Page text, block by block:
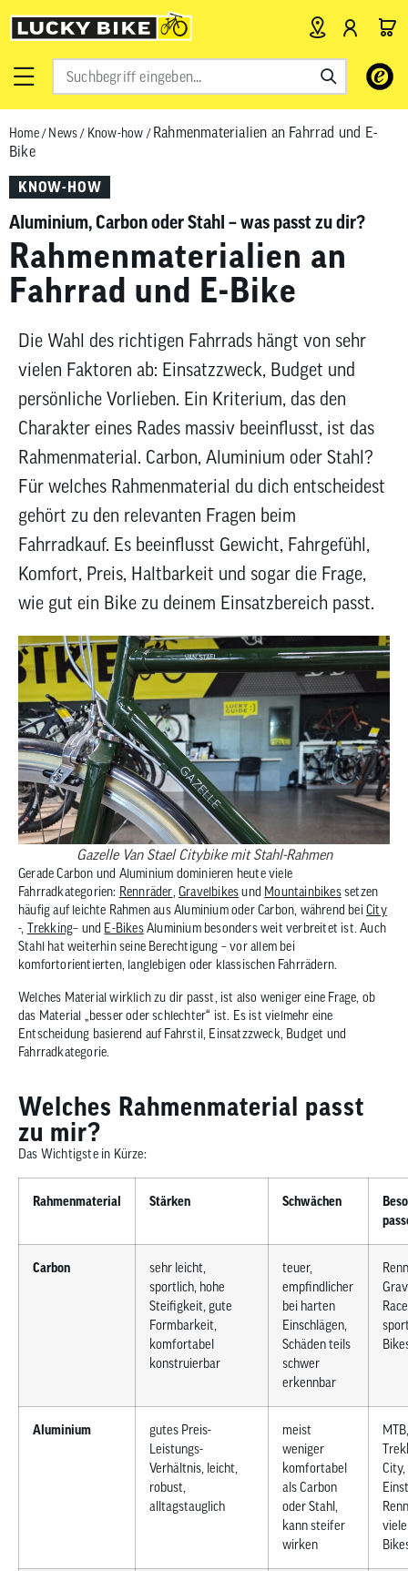
Verwende
Pfeile
nach
um
Drücke
die
zum
zu
von
können
Touch-
und
Home/ News/ Know-how /Rahmenmaterialien an Fahrrad und E-
Bike
KNOW-HOW
Aluminium, Carbon oder Stahl – was passt zu dir?
Rahmenmaterialien an
Fahrrad und E-Bike
Die Wahl des richtigen Fahrrads hängt von sehr
vielen Faktoren ab: Einsatzzweck, Budget und
persönliche Vorlieben. Ein Kriterium, das den
Charakter eines Rades massiv beeinflusst, ist das
Rahmenmaterial. Carbon, Aluminium oder Stahl?
Für welches Rahmenmaterial du dich entscheidest
gehört zu den relevanten Fragen beim
Fahrradkauf. Es beeinflusst Gewicht, Fahrgefühl,
Komfort, Preis, Haltbarkeit und sogar die Frage,
wie gut ein Bike zu deinem Einsatzbereich passt.
Gazelle Van Stael Citybike mit Stahl-Rahmen
Gerade Carbon und Aluminium dominieren heute viele
Fahrradkategorien: Rennräder ,Gravelbikesund Mountainbikessetzen
häufig auf leichte Rahmen aus Aluminium oder Carbon, während beiCity
-, Trekking– und E-BikesAluminium besonders weit verbreitet ist. Auch
Stahl hat weiterhin seine Berechtigung – vor allem bei
komfortorientierten, langlebigen oder klassischen Fahrrädern.
Welches Material wirklich zu dir passt, ist also weniger eine Frage, ob
das Material „besser oder schlechter“ ist. Es ist vielmehr eine
Entscheidung basierend auf Fahrstil, Einsatzzweck, Budget und
Fahrradkategorie.
Welches Rahmenmaterial passt
zu mir?
Das Wichtigste in Kürze:
Rahmenmaterial Stärken Schwächen
Carbon
sehr leicht,
sportlich, hohe
Steifigkeit, gute
Formbarkeit,
komfortabel
konstruierbar
teuer,
empfindlicher
bei harten
Einschlägen,
Schäden teils
schwer
erkennbar
Aluminium
gutes Preis-
Leistungs-
Verhältnis, leicht,
robust,
alltagstauglich
meist
weniger
komfortabel
als Carbon
oder Stahl,
kann steifer
wirken
MTB,
City,